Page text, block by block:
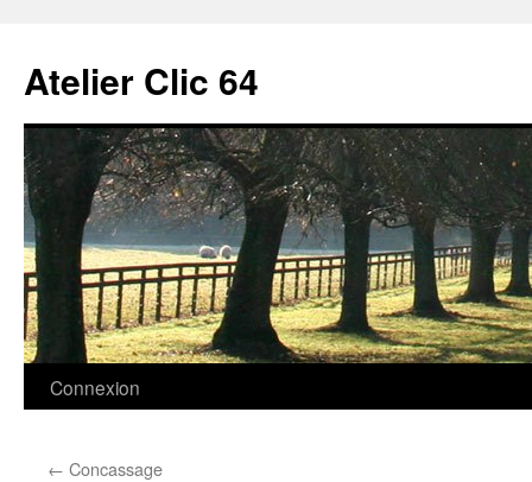
contenu
Atelier Clic 64
Connexion
← Concassage